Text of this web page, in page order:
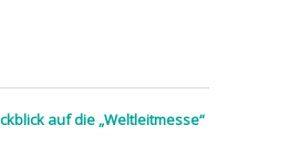
auf die „Weltleitmesse“